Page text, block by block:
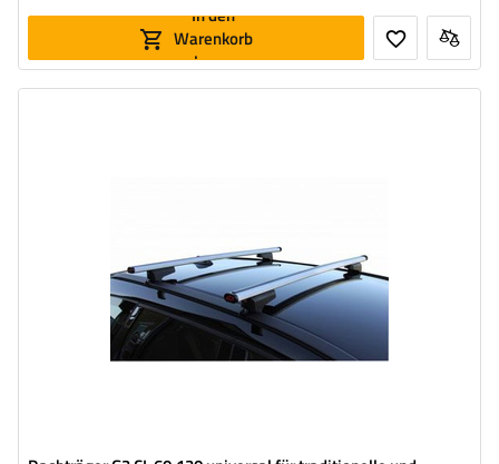
In den
Warenkorb
legen